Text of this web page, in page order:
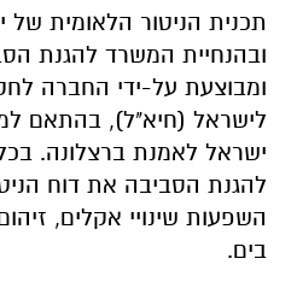
תכנית הניטור הלאומית של
ומבוצעת על-ידי החברה
לישראל (חיא"ל), בהתאם
ישראל לאמנת ברצלונה.
להגנת הסביבה את דוח
השפעות שינויי אקלים, זיהום
בים.